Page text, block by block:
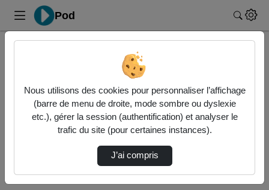
Pod
Authentification
Authentification CAS Université Polytechnique Hauts-de-
Nous utilisons des cookies pour personnaliser l’affichage
(barre de menu de droite, mode sombre ou dyslexie
etc.), gérer la session (authentification) et analyser le
trafic du site (pour certaines instances).
J’ai compris